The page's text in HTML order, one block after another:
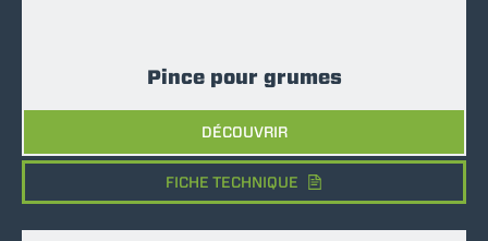
Pince pour grumes
DÉCOUVRIR
FICHE TECHNIQUE